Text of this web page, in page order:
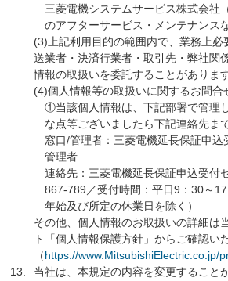
三菱電機システムサービス株式会社
のアフターサービス・メンテナンスな
(3)上記利用目的の範囲内で、業務上必
送業者・決済行業者・取引先・弊社関
情報の取扱いを委託することがあります
(4)個人情報等の取扱いに関するお問合
①当該個人情報は、下記部署で管理
な点等ございましたら下記連絡先ま
窓口/管理者：三菱電機延長保証申込
管理者
連絡先：三菱電機延長保証申込受
867-789／受付時間：平日9：30～
年始及び所定の休業日を除く）
その他、個人情報のお取扱いの詳細は
ト「個人情報保護方針」からご確認い
（https://www.MitsubishiElectric.co.jp/
当社は、本規定の内容を変更すること